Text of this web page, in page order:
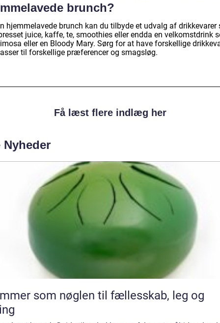
brunch?
hjemmelavede brunch kan du tilbyde et udvalg af drikkevarer
juice, kaffe, te, smoothies eller endda en velkomstdrink
eller en Bloody Mary. Sørg for at have forskellige
til forskellige præferencer og smagsløg.
Få læst flere indlæg her
Nyheder
som nøglen til fællesskab, leg og